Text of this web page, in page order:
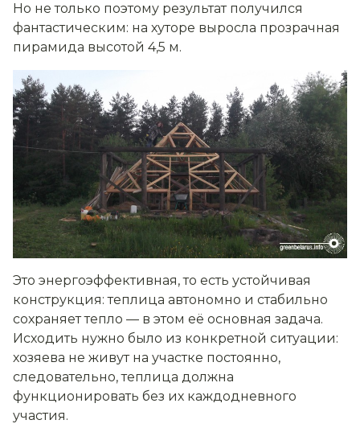
Но не только поэтому результат получился
фантастическим: на хуторе выросла прозрачная
пирамида высотой 4,5 м.
Это энергоэффективная, то есть устойчивая
конструкция: теплица автономно и стабильно
сохраняет тепло — в этом её основная задача.
Исходить нужно было из конкретной ситуации:
хозяева не живут на участке постоянно,
следовательно, теплица должна
функционировать без их каждодневного
участия.